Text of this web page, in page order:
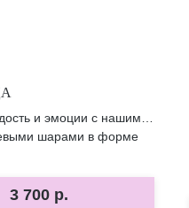
и эмоции с нашими
шарами в форме
3 700 р.